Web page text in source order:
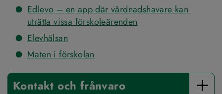
Edlevo – en app där vårdnadshavare kan
uträtta vissa förskoleärenden
Elevhälsan
Maten i förskolan
Kontakt och frånvaro